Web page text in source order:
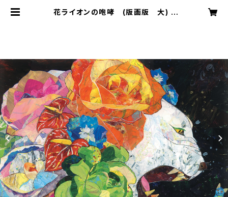
花ライオンの咆哮 (版画版 大) |